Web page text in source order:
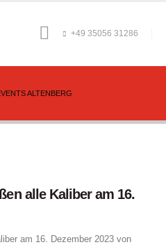
+49 35056 31286
ALTENBERG
alle Kaliber am 16.
am 16. Dezember 2023 von